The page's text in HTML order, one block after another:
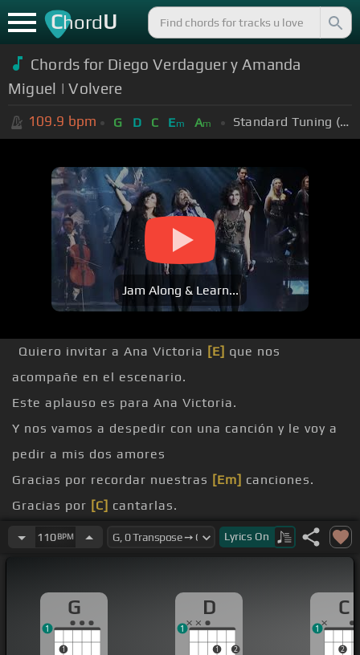
ChordU
Chords for Diego Verdaguer y Amanda
Miguel | Volvere
109.9 bpm G D C Em Am Standard Tuning (EADGBE)
Jam Along & Learn...
Quiero invitar a Ana Victoria [E] que nos
acompañe en el escenario.
Este aplauso es para Ana Victoria.
Y nos vamos a despedir con una canción y le voy a
pedir a mis dos amores
Gracias por recordar nuestras [Em] canciones.
Gracias por [C] cantarlas.
Gracias por seguir ahí con nosotros.
mágica, como una llave abre
muchos, muchos años más.
110BPM Lyrics On
G
1
1
D
1
2
1
C
2
1